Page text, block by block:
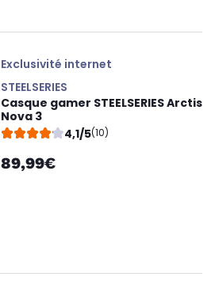
Exclusivité internet
STEELSERIES
Casque gamer STEELSERIES Arctis
Nova 3
4,1/5(10)
89,99€